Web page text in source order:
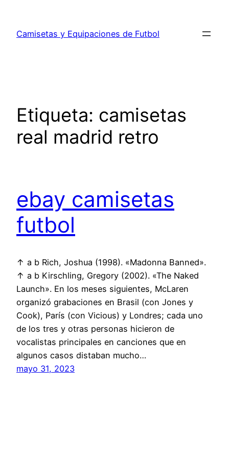
contenido
Camisetas y Equipaciones de Futbol
Etiqueta: camisetas
real madrid retro
ebay camisetas
futbol
↑ a b Rich, Joshua (1998). «Madonna Banned».
↑ a b Kirschling, Gregory (2002). «The Naked
Launch». En los meses siguientes, McLaren
organizó grabaciones en Brasil (con Jones y
Cook), París (con Vicious) y Londres; cada uno
de los tres y otras personas hicieron de
vocalistas principales en canciones que en
algunos casos distaban mucho…
mayo 31, 2023